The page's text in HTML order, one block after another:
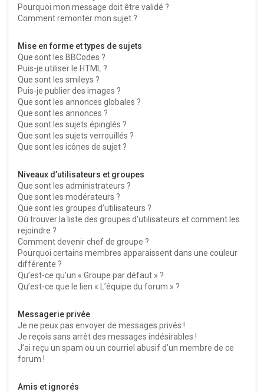
Pourquoi mon message doit être validé ?
Comment remonter mon sujet ?
Mise en forme et types de sujets
Que sont les BBCodes ?
Puis-je utiliser le HTML ?
Que sont les smileys ?
Puis-je publier des images ?
Que sont les annonces globales ?
Que sont les annonces ?
Que sont les sujets épinglés ?
Que sont les sujets verrouillés ?
Que sont les icônes de sujet ?
Niveaux d’utilisateurs et groupes
Que sont les administrateurs ?
Que sont les modérateurs ?
Que sont les groupes d’utilisateurs ?
Où trouver la liste des groupes d’utilisateurs et comment les
rejoindre ?
Comment devenir chef de groupe ?
Pourquoi certains membres apparaissent dans une couleur
différente ?
Qu’est-ce qu’un « Groupe par défaut » ?
Qu’est-ce que le lien « L’équipe du forum » ?
Messagerie privée
Je ne peux pas envoyer de messages privés !
Je reçois sans arrêt des messages indésirables !
J’ai reçu un spam ou un courriel abusif d’un membre de ce
forum !
Amis et ignorés